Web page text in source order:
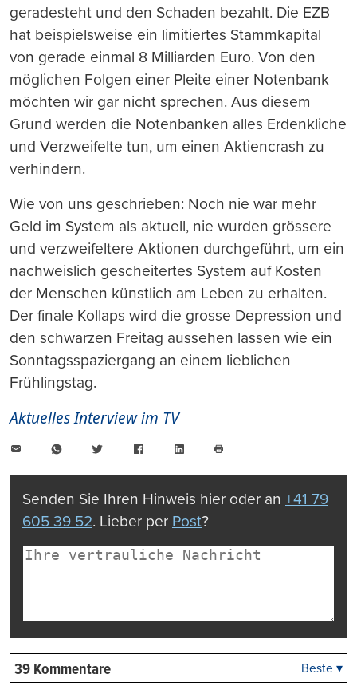
geradesteht und den Schaden bezahlt. Die EZB
hat beispielsweise ein limitiertes Stammkapital
von gerade einmal 8 Milliarden Euro. Von den
möglichen Folgen einer Pleite einer Notenbank
möchten wir gar nicht sprechen. Aus diesem
Grund werden die Notenbanken alles Erdenkliche
und Verzweifelte tun, um einen Aktiencrash zu
verhindern.
Wie von uns geschrieben: Noch nie war mehr
Geld im System als aktuell, nie wurden grössere
und verzweifeltere Aktionen durchgeführt, um ein
nachweislich gescheitertes System auf Kosten
der Menschen künstlich am Leben zu erhalten.
Der finale Kollaps wird die grosse Depression und
den schwarzen Freitag aussehen lassen wie ein
Sonntagsspaziergang an einem lieblichen
Frühlingstag.
Aktuelles Interview im TV
WhatsAppTwitter FacebookLinkedIn
drucken
Senden Sie Ihren Hinweis hier oder an +41 79
605 39 52. Lieber per Post?
39 Kommentare Beste ▾